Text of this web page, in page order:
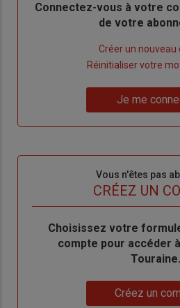
Body
Connectez-vous à votre
de votre
Créer un nouveau
de
Réinitialiser votre
me
Je me
Vous n'êtes pas
CRÉEZ UN
BodyChoisissez votre
compte pour accéder
Touraine.
Créez un